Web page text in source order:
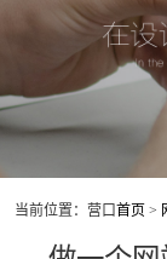
当前位置：营口首页 >